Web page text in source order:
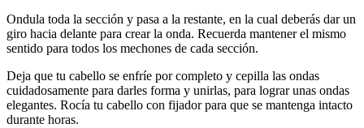
Ondula toda la sección y pasa a la restante, en la cual deberás dar un
giro hacia delante para crear la onda. Recuerda mantener el mismo
sentido para todos los mechones de cada sección.
Deja que tu cabello se enfríe por completo y cepilla las ondas
cuidadosamente para darles forma y unirlas, para lograr unas ondas
elegantes. Rocía tu cabello con fijador para que se mantenga intacto
durante horas.